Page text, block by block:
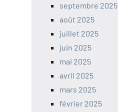
septembre 2025
août 2025
juillet 2025
juin 2025
mai 2025
avril 2025
mars 2025
février 2025